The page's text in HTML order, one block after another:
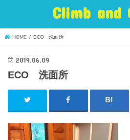
Climb and
HOME ECO 洗面所
2019.06.09
ECO 洗面所